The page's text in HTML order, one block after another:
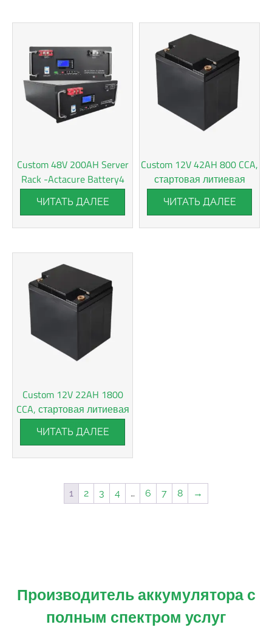
Custom 48V 200AH Server
Rack -Actacure Battery4
ЧИТАТЬ ДАЛЕЕ
Custom 12V 42AH 800 CCA,
стартовая литиевая
батарея
ЧИТАТЬ ДАЛЕЕ
Custom 12V 22AH 1800
CCA, стартовая литиевая
батарея
ЧИТАТЬ ДАЛЕЕ
1 2 3 4 … 6 7 8 →
Производитель аккумулятора с
полным спектром услуг